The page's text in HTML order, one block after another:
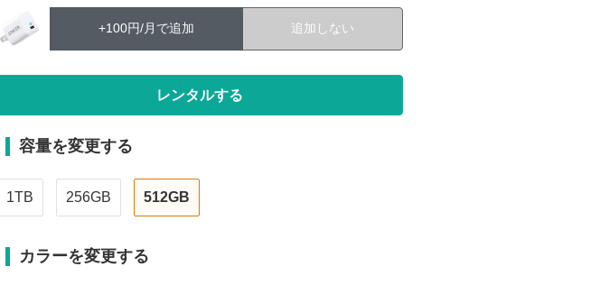
+100円/月で追加 追加しない
容量を変更する
1TB 256GB 512GB
カラーを変更する